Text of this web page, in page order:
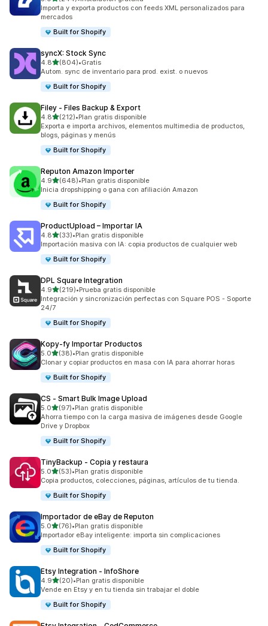
244 reseñas en total
Importa y exporta productos con feeds XML personalizados para
mercados
Built for Shopify
syncX: Stock Sync
4.8de 5 estrellas
(804)
804 reseñas en total
•Gratis
Autom. sync de inventario para prod. exist. o nuevos
Built for Shopify
Filey ‑ Files Backup & Export
4.8de 5 estrellas
(212)
212 reseñas en total
•Plan gratis disponible
Exporta e importa archivos, elementos multimedia de productos,
blogs, páginas y menús
Built for Shopify
Reputon Amazon Importer
4.9de 5 estrellas
(648)
648 reseñas en total
•Plan gratis disponible
Inicia dropshipping o gana con afiliación Amazon
Built for Shopify
ProductUpload – Importar IA
4.8de 5 estrellas
(33)
33 reseñas en total
•Plan gratis disponible
Importación masiva con IA: copia productos de cualquier web
Built for Shopify
DPL Square Integration
4.9de 5 estrellas
(219)
219 reseñas en total
•Prueba gratis disponible
Integración y sincronización perfectas con Square POS - Soporte
24/7
Built for Shopify
Kopy‑fy Importar Productos
5.0de 5 estrellas
(38)
38 reseñas en total
•Plan gratis disponible
Clonar y copiar productos en masa con IA para ahorrar horas
Built for Shopify
CS ‑ Smart Bulk Image Upload
5.0de 5 estrellas
(97)
97 reseñas en total
•Plan gratis disponible
Ahorra tiempo con la carga masiva de imágenes desde Google
Drive y Dropbox
Built for Shopify
TinyBackup ‑ Copia y restaura
5.0de 5 estrellas
(53)
53 reseñas en total
•Plan gratis disponible
Copia productos, colecciones, páginas, artículos de tu tienda.
Built for Shopify
Importador de eBay de Reputon
5.0de 5 estrellas
(76)
76 reseñas en total
•Plan gratis disponible
Importador eBay inteligente: importa sin complicaciones
Built for Shopify
Etsy Integration ‑ InfoShore
4.9de 5 estrellas
(20)
20 reseñas en total
•Plan gratis disponible
Vende en Etsy y en tu tienda sin trabajar el doble
Built for Shopify